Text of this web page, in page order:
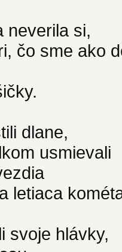
neverila si,
čo sme ako
dlane,
usmievali
letiaca
svoje hlávky,